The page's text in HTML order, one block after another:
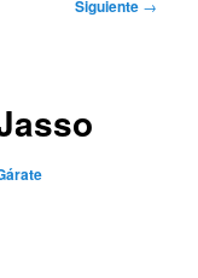
Siguiente →